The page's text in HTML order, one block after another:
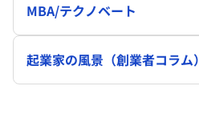
MBA/テクノベート
起業家の風景（創業者コラム）